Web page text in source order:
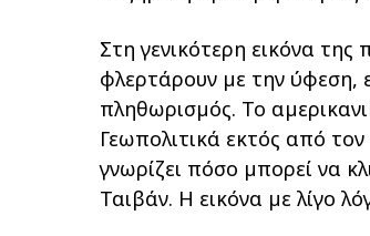
Στη γενικότερη εικόνα της
φλερτάρουν µε την ύφεση,
πληθωρισµός. Το
Γεωπολιτικά εκτός από
γνωρίζει πόσο µπορεί να
Ταιβάν. Η εικόνα µε λίγο